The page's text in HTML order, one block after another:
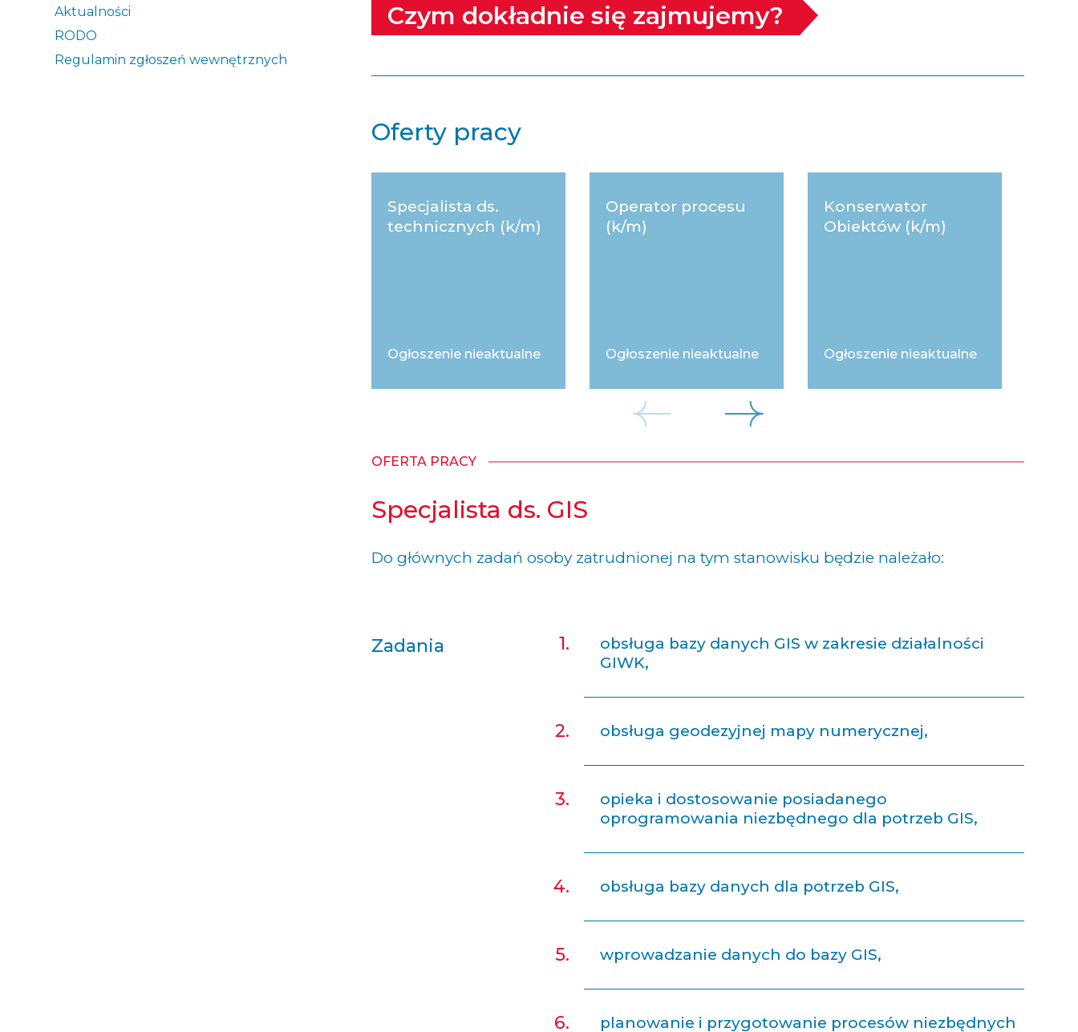
Aktualności
RODO
Regulamin zgłoszeń wewnętrznych
Czym dokładnie się zajmujemy?
Oferty pracy
Specjalista ds.
technicznych (k/m)
Ogłoszenie nieaktualne
Operator procesu
(k/m)
Ogłoszenie nieaktualne
Konserwator
Obiektów (k/m)
Ogłoszenie nieaktualne
OFERTA PRACY
Specjalista ds. GIS
Do głównych zadań osoby zatrudnionej na tym stanowisku będzie należało:
Zadania
obsługa bazy danych GIS w zakresie działalności
GIWK,
obsługa geodezyjnej mapy numerycznej,
opieka i dostosowanie posiadanego
oprogramowania niezbędnego dla potrzeb GIS,
obsługa bazy danych dla potrzeb GIS,
wprowadzanie danych do bazy GIS,
planowanie i przygotowanie procesów niezbędnych